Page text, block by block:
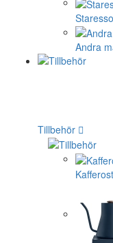
Andra
Tillbehör